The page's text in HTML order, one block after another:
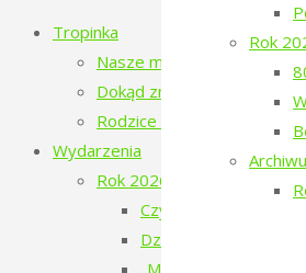
Rok
Tropinka
Nasze miejsce
Dokąd zmierzamy?
Rodzice tropinki
Wydarzenia
Rok 2026
Czytanie Puszczy –
Dziesiąte urodziny
„Mały doktor” w